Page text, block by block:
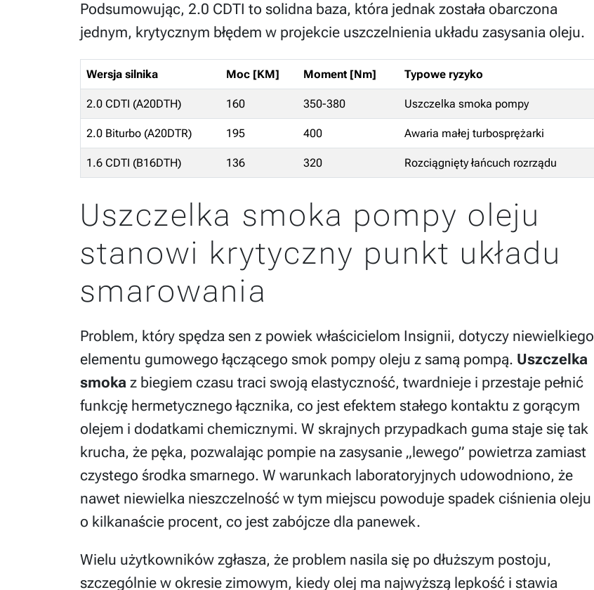
Podsumowując, 2.0 CDTI to solidna baza, która jednak została obarczona
jednym, krytycznym błędem w projekcie uszczelnienia układu zasysania oleju.
Wersja silnika Moc [KM] Moment [Nm] Typowe ryzyko
2.0 CDTI (A20DTH) 160 350-380 Uszczelka smoka pompy
2.0 Biturbo (A20DTR) 195 400 Awaria małej turbosprężarki
1.6 CDTI (B16DTH) 136 320 Rozciągnięty łańcuch rozrządu
Uszczelka smoka pompy oleju
stanowi krytyczny punkt układu
smarowania
Problem, który spędza sen z powiek właścicielom Insignii, dotyczy niewielkiego
elementu gumowego łączącego smok pompy oleju z samą pompą. Uszczelka
smoka z biegiem czasu traci swoją elastyczność, twardnieje i przestaje pełnić
funkcję hermetycznego łącznika, co jest efektem stałego kontaktu z gorącym
olejem i dodatkami chemicznymi. W skrajnych przypadkach guma staje się tak
krucha, że pęka, pozwalając pompie na zasysanie „lewego” powietrza zamiast
czystego środka smarnego. W warunkach laboratoryjnych udowodniono, że
nawet niewielka nieszczelność w tym miejscu powoduje spadek ciśnienia oleju
o kilkanaście procent, co jest zabójcze dla panewek.
Wielu użytkowników zgłasza, że problem nasila się po dłuższym postoju,
szczególnie w okresie zimowym, kiedy olej ma najwyższą lepkość i stawia